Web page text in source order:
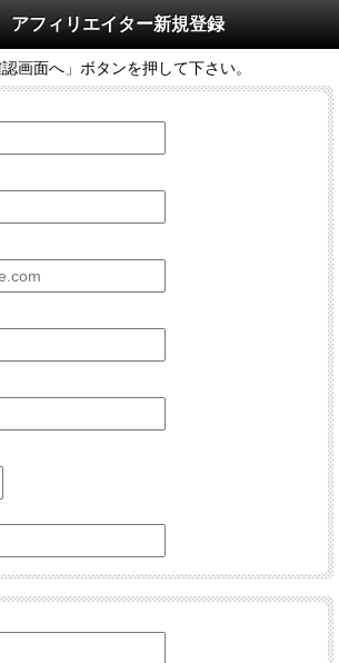
アフィリエイター新規登録
画面へ」ボタンを押して下さい。